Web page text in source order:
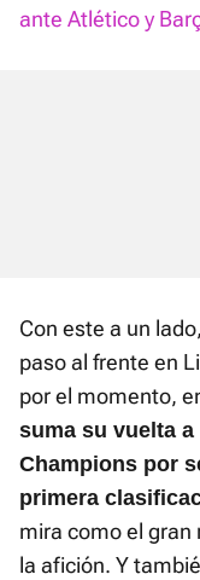
ante Atlético y
Con este a un
paso al frente en
por el momento,
suma su vuelta
Champions por
primera
mira como el gran
la afición. Y